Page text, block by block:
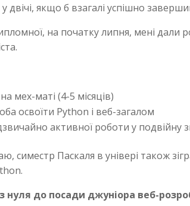
двічі, якщо б взагалі успішно
на початку липня, мені дали
мех-маті (4-5 місяців)
освоїти Python і веб-загалом
активної роботи у подвійну
симестр Паскаля в універі також
нуля до посади джуніора веб-